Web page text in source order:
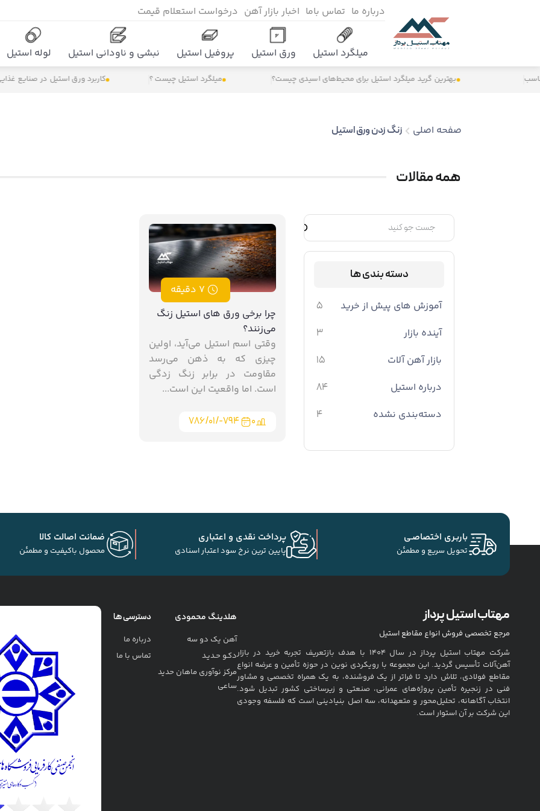
درباره ما تماس باما اخبار بازار آهن درخواست استعلام قیمت
میلگرد استیل ورق استیل پروفیل استیل نبشی و ناودانی استیل لوله استیل
بهترین گرید میلگرد استیل برای محیط‌های اسیدی چیست؟ میلگرد استیل چیست ؟ کاربرد ورق استیل در صنایع غذایی
صفحه اصلی زنگ زدن ورق استیل
همه مقالات
دسته بندی ها
آموزش های پیش از خرید 5
آینده بازار 3
بازار آهن آلات 15
درباره استیل 84
دسته‌بندی نشده 4
7 دقیقه
چرا برخی ورق‌ های استیل زنگ
می‌زنند؟
وقتی اسم استیل می‌آید، اولین
چیزی که به ذهن می‌رسد
مقاومت در برابر زنگ ‌زدگی
است. اما واقعیت این است...
0 ۷۸۶/۰۱/-۷۹۴
باربـری اختصاصـی
تحویل سریع و مطمئن
پرداخت نقدی و اعتباری
پایین ترین نرخ سود اعتبار اسنادی
ضمانت اصالت کالا
محصول باکیفیت و مطمئن
مهتاب استیل پرداز
مرجع تخصصی فروش انواع مقاطع استیل
شرکت مهتاب استیل پرداز در سال ۱۴۰۴ با هدف بازتعریف تجربه خرید در بازار
آهن‌آلات تأسیس گردید. این مجموعه با رویکردی نوین در حوزه تأمین و عرضه انواع
مقاطع فولادی، تلاش دارد تا فراتر از یک فروشنده، به یک همراه تخصصی و مشاور
فنی در زنجیره تأمین پروژه‌های عمرانی، صنعتی و زیرساختی کشور تبدیل شود.
انتخاب آگاهانه، تحلیل‌محور و متعهدانه، سه اصل بنیادینی است که فلسفه وجودی
این شرکت بر آن استوار است.
هلدینگ محمودی
آهن یک دو سه
دکـو حـدیـد
مرکز نوآوری ماهان حدید
ساعی
دسترسی ها
درباره ما
تماس با ما